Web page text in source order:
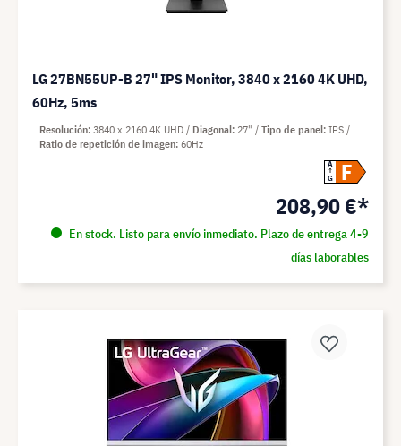
LG 27BN55UP-B 27" IPS Monitor, 3840 x 2160 4K UHD,
60Hz, 5ms
A
G
F
208,90 €*
En stock. Listo para envío inmediato. Plazo de entrega 4-9
días laborables
Resolución 3840 x 2160 4K UHD Diagonal 27" Tipo de panel IPS
Ratio de repetición de imagen 60Hz